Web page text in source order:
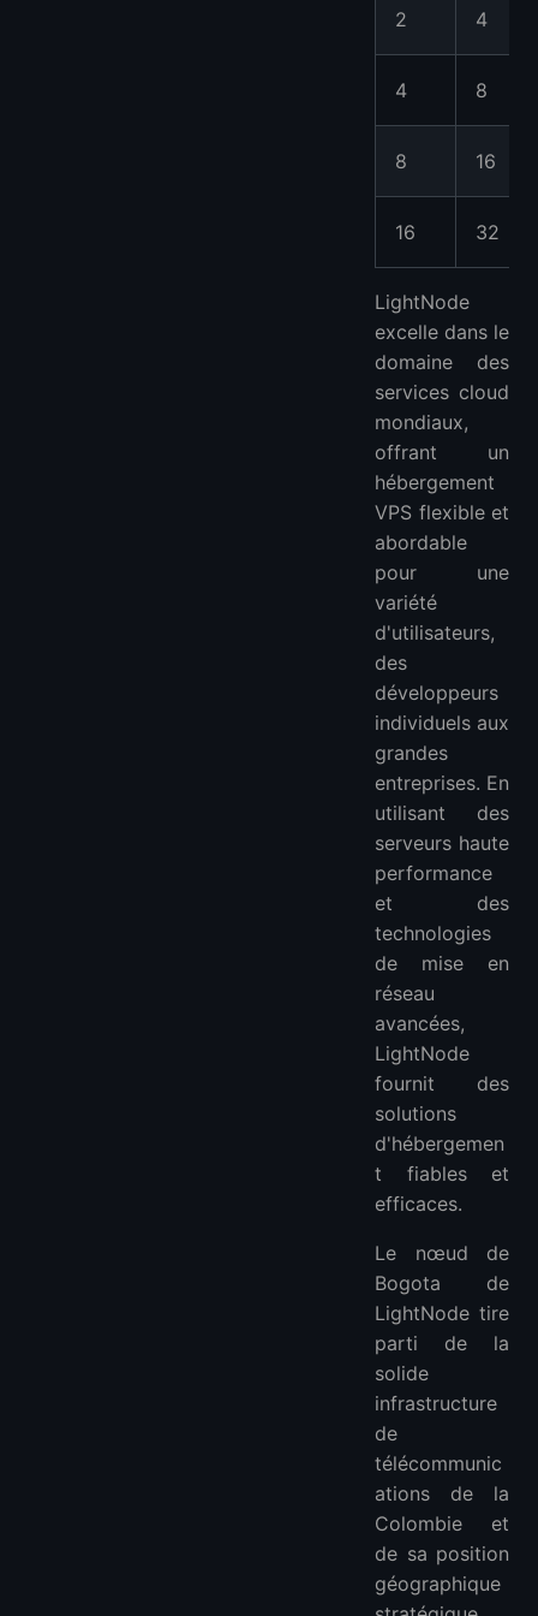
2 4
4 8
8 16
16 32
LightNode
excelle dans le
domaine des
services cloud
mondiaux,
offrant un
hébergement
VPS flexible et
abordable
pour une
variété
d'utilisateurs,
des
développeurs
individuels aux
grandes
entreprises. En
utilisant des
serveurs haute
performance
et des
technologies
de mise en
réseau
avancées,
LightNode
fournit des
solutions
d'hébergemen
t fiables et
efficaces.
Le nœud de
Bogota de
LightNode tire
parti de la
solide
infrastructure
de
télécommunic
ations de la
Colombie et
de sa position
géographique